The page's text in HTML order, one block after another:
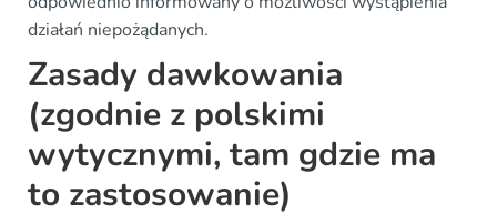
działań niepożądanych.
Zasady dawkowania
(zgodnie z polskimi
wytycznymi, tam gdzie ma
to zastosowanie)